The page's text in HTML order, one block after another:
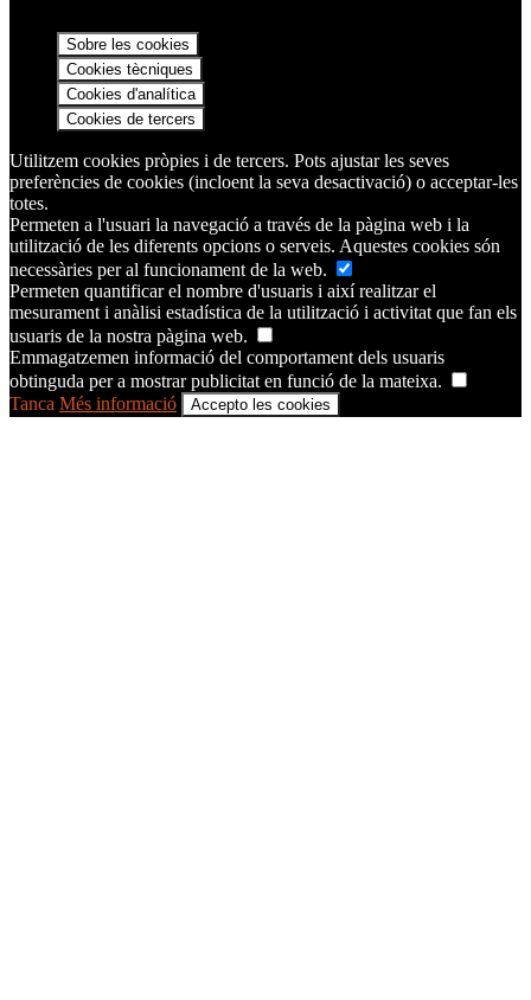
Sobre les cookies
Cookies tècniques
Cookies d'analítica
Cookies de tercers
Utilitzem cookies pròpies i de tercers. Pots ajustar les seves
preferències de cookies (incloent la seva desactivació) o acceptar-les
totes.
Permeten a l'usuari la navegació a través de la pàgina web i la
utilització de les diferents opcions o serveis. Aquestes cookies són
necessàries per al funcionament de la web.
Permeten quantificar el nombre d'usuaris i així realitzar el
mesurament i anàlisi estadística de la utilització i activitat que fan els
usuaris de la nostra pàgina web.
Emmagatzemen informació del comportament dels usuaris
obtinguda per a mostrar publicitat en funció de la mateixa.
Tanca Més informació Accepto les cookies